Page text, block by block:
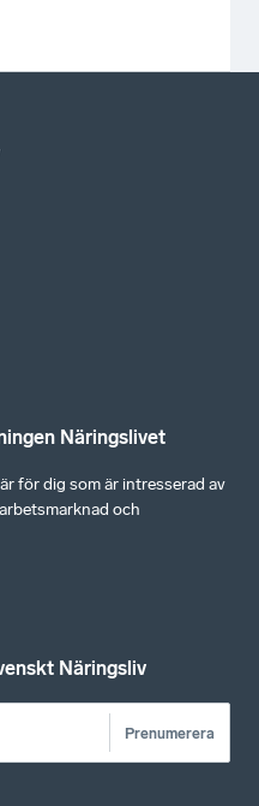
Näringslivet
för dig som är intresserad av
och
Näringsliv
Prenumerera